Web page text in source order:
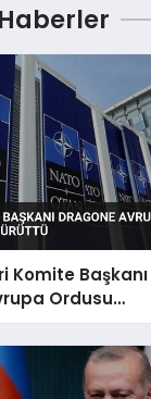
Komite Başkanı
Ordusu